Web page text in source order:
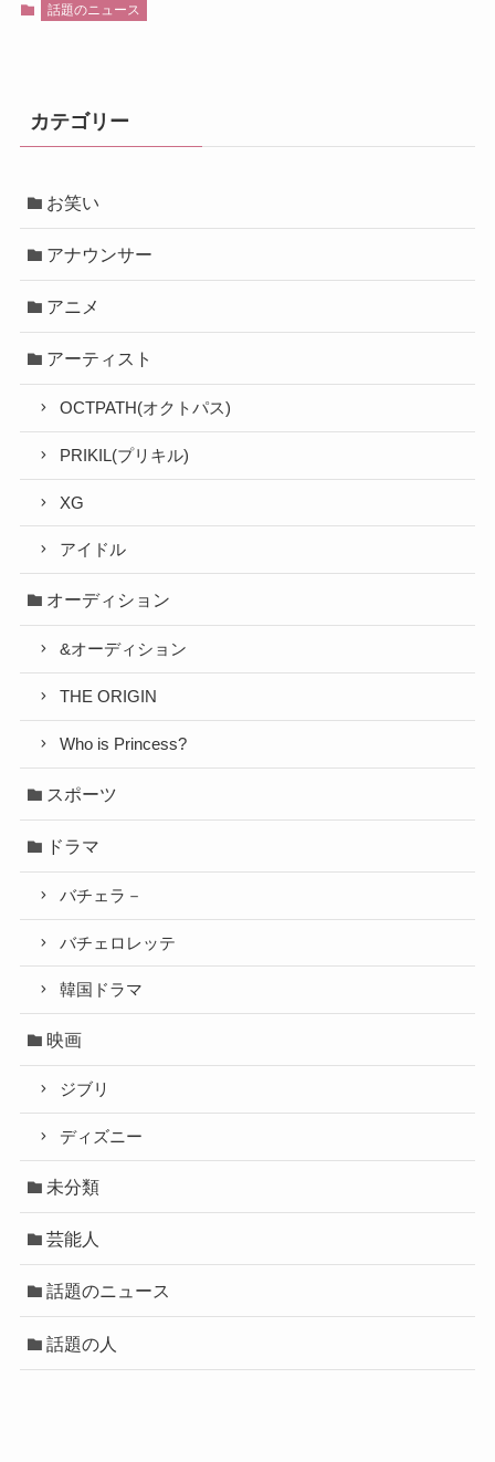
話題のニュース
カテゴリー
お笑い
アナウンサー
アニメ
アーティスト
OCTPATH(オクトパス)
PRIKIL(プリキル)
XG
アイドル
オーディション
&オーディション
THE ORIGIN
Who is Princess?
スポーツ
ドラマ
バチェラ－
バチェロレッテ
韓国ドラマ
映画
ジブリ
ディズニー
未分類
芸能人
話題のニュース
話題の人